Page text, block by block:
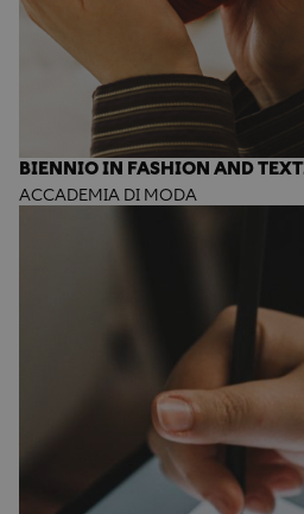
BIENNIO IN FASHION AND
ACCADEMIA DI MODA